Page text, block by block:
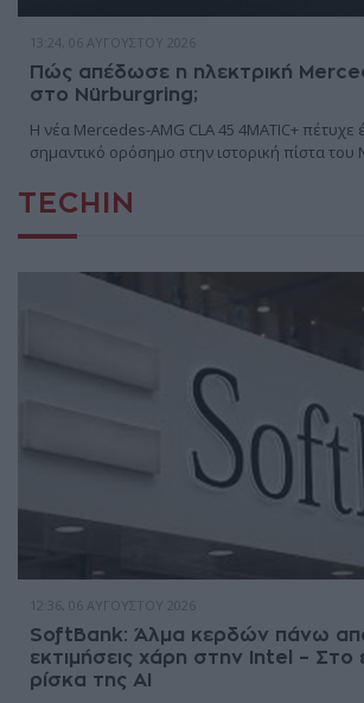
13:24, 06 ΑΥΓΟΎΣΤΟΥ 2026
Πώς απέδωσε η ηλεκτρική
στο Nürburgring;
Η νέα Mercedes-AMG CLA 45 4MATIC+ πέτυχε
σημαντικό ορόσημο στην ιστορική πίστα του
TECHIN
12:36, 06 ΑΥΓΟΎΣΤΟΥ 2026
SoftBank: Άλμα κερδών πάνω
εκτιμήσεις χάρη στην Intel – Στο
ρίσκα της AI